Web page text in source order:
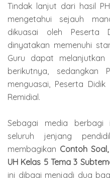
Tindak lanjut dari hasil
mengetahui sejauh
dikuasai oleh Peserta
dinyatakan memenuhi
Guru dapat
berikutnya, sedangkan
menguasai, Peserta
Remidial.
Sebagai media berbagi
seluruh jenjang
membagikan Contoh
UH Kelas 5 Tema 3
ini dibagi menjadi dua